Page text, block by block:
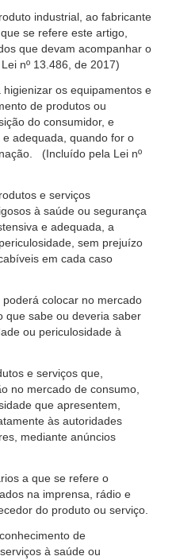
industrial, ao fabricante
se refere este artigo,
que devam acompanhar o
nº 13.486, de 2017)
os equipamentos e
de produtos ou
do consumidor, e
adequada, quando for o
(Incluído pela Lei nº
e serviços
à saúde ou segurança
e adequada, a
sem prejuízo
em cada caso
colocar no mercado
que sabe ou deveria saber
ou periculosidade à
e serviços que,
no mercado de consumo,
que apresentem,
às autoridades
mediante anúncios
a que se refere o
na imprensa, rádio e
do produto ou serviço.
de
à saúde ou